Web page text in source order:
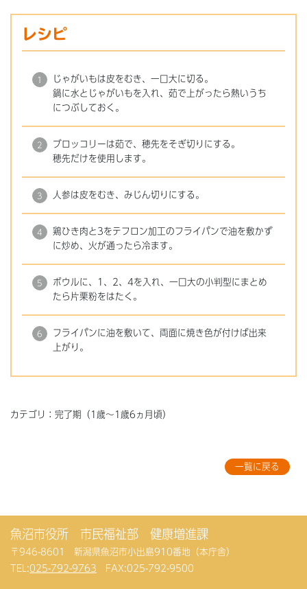
レシピ
じゃがいもは皮をむき、一口大に切る。
鍋に水とじゃがいもを入れ、茹で上がったら熱いうち
につぶしておく。
ブロッコリーは茹で、穂先をそぎ切りにする。
穂先だけを使用します。
人参は皮をむき、みじん切りにする。
鶏ひき肉と3をテフロン加工のフライパンで油を敷かず
に炒め、火が通ったら冷ます。
ボウルに、1、2、4を入れ、一口大の小判型にまとめ
たら片栗粉をはたく。
フライパンに油を敷いて、両面に焼き色が付けば出来
上がり。
カテゴリ：完了期（1歳～1歳6ヵ月頃）
一覧に戻る
魚沼市役所 市民福祉部 健康増進課
〒946-8601 新潟県魚沼市小出島910番地（本庁舎）
TEL:025-792-9763 FAX:025-792-9500